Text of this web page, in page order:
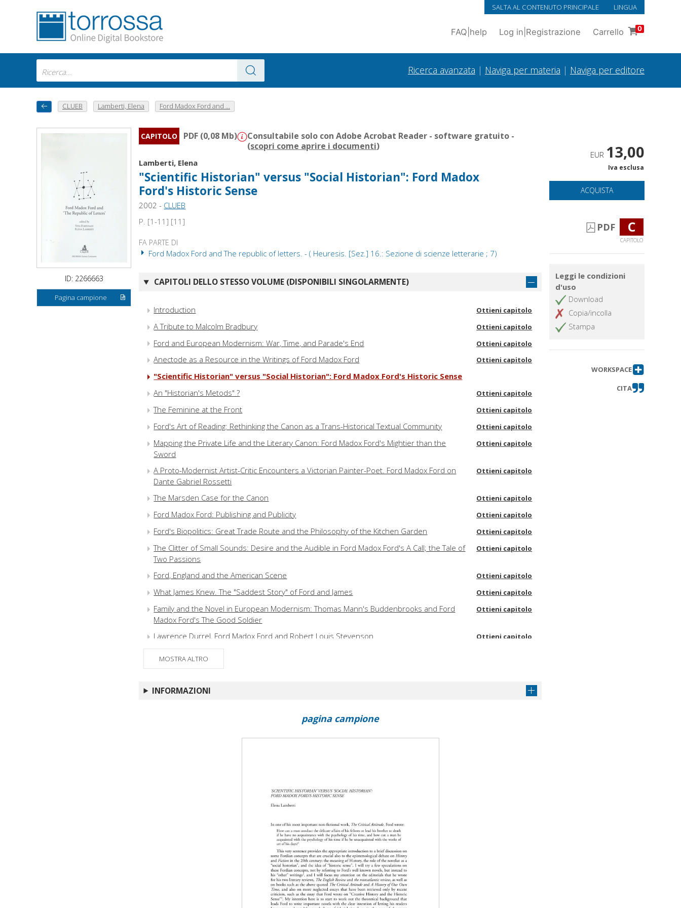
SALTA AL CONTENUTO PRINCIPALE LINGUA
FAQ help Log in Registrazione Carrello 0
Ricerca avanzata | Naviga per materia | Naviga per editore
CLUEB Lamberti, Elena Ford Madox Ford and ...
ID: 2266663
Pagina campione
CAPITOLO PDF (0,08 Mb)
Consultabile solo con Adobe Acrobat Reader - software gratuito -
(scopri come aprire i documenti)
Lamberti, Elena
"Scientific Historian" versus "Social Historian": Ford Madox
Ford's Historic Sense
2002 - CLUEB
P. [1-11] [11]
FA PARTE DI
Ford Madox Ford and The republic of letters. - ( Heuresis. [Sez.] 16.: Sezione di scienze letterarie ; 7)
CAPITOLI DELLO STESSO VOLUME (DISPONIBILI SINGOLARMENTE)
Introduction Ottieni capitolo
A Tribute to Malcolm Bradbury Ottieni capitolo
Ford and European Modernism: War, Time, and Parade's End Ottieni capitolo
Anectode as a Resource in the Writings of Ford Madox Ford Ottieni capitolo
"Scientific Historian" versus "Social Historian": Ford Madox Ford's Historic Sense
An "Historian's Metods" ?
Ottieni capitolo
The Feminine at the Front Ottieni capitolo
Ford's Art of Reading: Rethinking the Canon as a Trans-Historical Textual Community Ottieni capitolo
Mapping the Private Life and the Literary Canon: Ford Madox Ford's Mightier than the
Sword
Ottieni capitolo
A Proto-Modernist Artist-Critic Encounters a Victorian Painter-Poet. Ford Madox Ford on
Dante Gabriel Rossetti
Ottieni capitolo
The Marsden Case for the Canon Ottieni capitolo
Ford Madox Ford: Publishing and Publicity Ottieni capitolo
Ford's Biopolitics: Great Trade Route and the Philosophy of the Kitchen Garden Ottieni capitolo
The Clitter of Small Sounds: Desire and the Audible in Ford Madox Ford's A Call; the Tale of
Two Passions
Ottieni capitolo
Ford, England and the American Scene Ottieni capitolo
What James Knew. The "Saddest Story" of Ford and James Ottieni capitolo
Family and the Novel in European Modernism: Thomas Mann's Buddenbrooks and Ford
Madox Ford's The Good Soldier
Ottieni capitolo
Lawrence Durrel, Ford Madox Ford and Robert Louis Stevenson Ottieni capitolo
Ford Madox Ford, Stella Bowen, Jean Rhys, Jean Lenglet: Quartet whit Variations
How Should We Read Ford? Ottieni capitolo
Hiding the Narrative: The Spaces of Fiction in The Good Soldier
Photography and Other Simulacra in The Good Soldier
MOSTRA ALTRO
INFORMAZIONI
EUR 13,00
Iva esclusa
ACQUISTA
PDF C
CAPITOLO
Leggi le condizioni
d'uso
Download
Copia/incolla
Stampa
WORKSPACE
CITA
pagina campione